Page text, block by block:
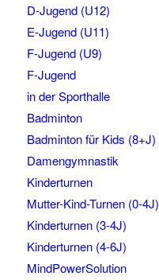
D-Jugend (U12)
E-Jugend (U11)
F-Jugend (U9)
F-Jugend
in der Sporthalle
Badminton
Badminton für Kids (8+J)
Damengymnastik
Kinderturnen
Mutter-Kind-Turnen (0-4J)
Kinderturnen (3-4J)
Kinderturnen (4-6J)
MindPowerSolution